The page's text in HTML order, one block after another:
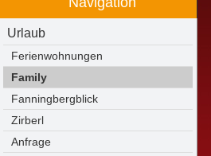
Urlaub
Ferienwohnungen
Family
Fanningbergblick
Zirberl
Anfrage